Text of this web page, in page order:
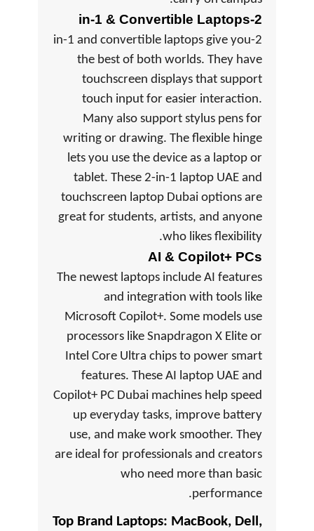
2-in-1 & Convertible Laptops
2-in-1 and convertible laptops give you
the best of both worlds. They have
touchscreen displays that support
touch input for easier interaction.
Many also support stylus pens for
writing or drawing. The flexible hinge
lets you use the device as a laptop or
tablet. These 2-in-1 laptop UAE and
touchscreen laptop Dubai options are
great for students, artists, and anyone
who likes flexibility.
AI & Copilot+ PCs
The newest laptops include AI features
and integration with tools like
Microsoft Copilot+. Some models use
processors like Snapdragon X Elite or
Intel Core Ultra chips to power smart
features. These AI laptop UAE and
Copilot+ PC Dubai machines help speed
up everyday tasks, improve battery
use, and make work smoother. They
are ideal for professionals and creators
who need more than basic
performance.
Top Brand Laptops: MacBook, Dell,